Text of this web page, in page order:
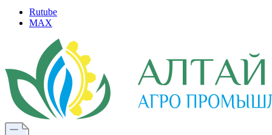
Rutube
MAX